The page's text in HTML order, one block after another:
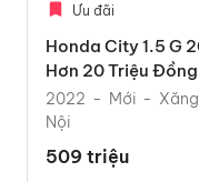
Ưu đãi
Honda City 1.5 G
Hơn 20 Triệu Đồng
2022 Mới Xăng
Nội
509 triệu